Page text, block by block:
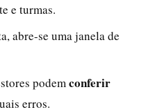
e turmas.
abre-se uma janela de
podem conferir
erros.